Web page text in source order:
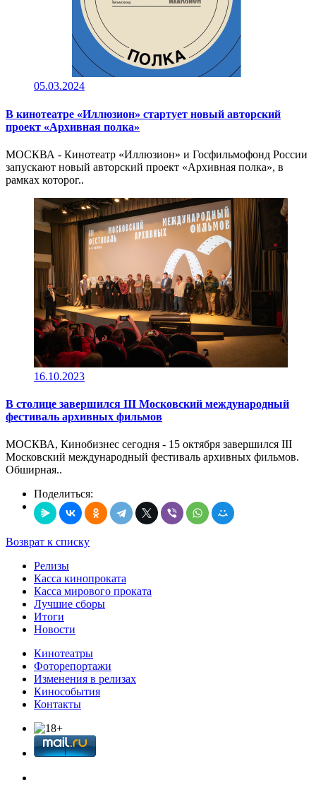
05.03.2024
В кинотеатре «Иллюзион» стартует новый авторский
проект «Архивная полка»
МОСКВА - Кинотеатр «Иллюзион» и Госфильмофонд России
запускают новый авторский проект «Архивная полка», в
рамках которог..
16.10.2023
В столице завершился III Московский международный
фестиваль архивных фильмов
МОСКВА, Кинобизнес сегодня - 15 октября завершился III
Московский международный фестиваль архивных фильмов.
Обширная..
Поделиться:
Возврат к списку
Релизы
Касса кинопроката
Касса мирового проката
Лучшие сборы
Итоги
Новости
Кинотеатры
Фоторепортажи
Изменения в релизах
Кинособытия
Контакты